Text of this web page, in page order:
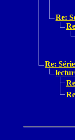
Re:
Re: